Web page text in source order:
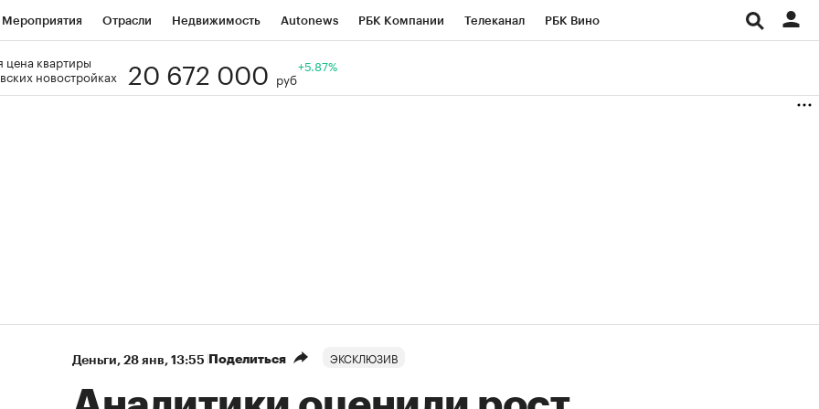
Мероприятия Отрасли Недвижимость Autonews РБК Компании Телеканал РБК Вино
Визионеры
цена квартиры
новостройках
20 672 000 руб
+5.87%
Деньги⁠, 28 янв, 13:55 Поделиться ЭКСКЛЮЗИВ